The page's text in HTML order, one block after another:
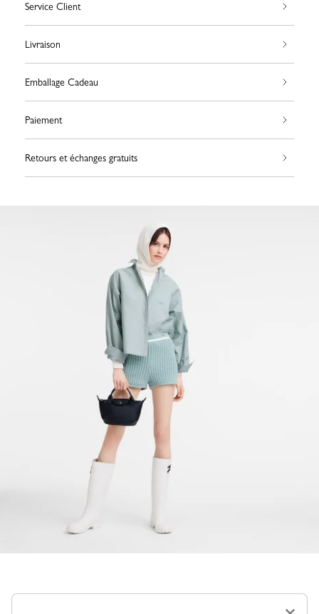
Service Client
Livraison
Emballage Cadeau
Paiement
Retours et échanges gratuits